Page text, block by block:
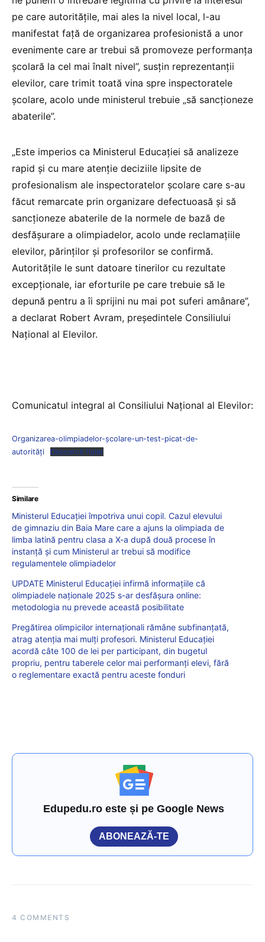
pe care autoritățile, mai ales la nivel local, l-au
manifestat față de organizarea profesionistă a unor
evenimente care ar trebui să promoveze performanța
școlară la cel mai înalt nivel”, susțin reprezentanții
elevilor, care trimit toată vina spre inspectoratele
școlare, acolo unde ministerul trebuie „să sancționeze
abaterile”.
„Este imperios ca Ministerul Educației să analizeze
rapid și cu mare atenție deciziile lipsite de
profesionalism ale inspectoratelor școlare care s-au
făcut remarcate prin organizare defectuoasă și să
sancționeze abaterile de la normele de bază de
desfășurare a olimpiadelor, acolo unde reclamațiile
elevilor, părinților și profesorilor se confirmă.
Autoritățile le sunt datoare tinerilor cu rezultate
excepționale, iar eforturile pe care trebuie să le
depună pentru a îi sprijini nu mai pot suferi amânare”,
a declarat Robert Avram, președintele Consiliului
Național al Elevilor.
Comunicatul integral al Consiliului Național al Elevilor:
Organizarea-olimpiadelor-școlare-un-test-picat-de-
autorități
Descarcă fișier
Similare
Ministerul Educației împotriva unui copil. Cazul elevului
de gimnaziu din Baia Mare care a ajuns la olimpiada de
limba latină pentru clasa a X-a după două procese în
instanță și cum Ministerul ar trebui să modifice
regulamentele olimpiadelor
UPDATE Ministerul Educației infirmă informațiile că
olimpiadele naționale 2025 s-ar desfășura online:
metodologia nu prevede această posibilitate
Pregătirea olimpicilor internaționali rămâne subfinanțată,
atrag atenția mai mulți profesori. Ministerul Educației
acordă câte 100 de lei per participant, din bugetul
propriu, pentru taberele celor mai performanți elevi, fără
o reglementare exactă pentru aceste fonduri
Edupedu.ro este și pe Google News
ABONEAZĂ-TE
4 COMMENTS